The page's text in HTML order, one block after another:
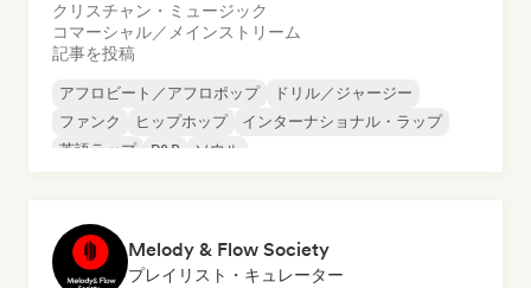
クリスチャン・ミュージック
コマーシャル／メインストリーム
記事を投稿
アフロビート／アフロポップ
ドリル／ジャージー
ファンク
ヒップホップ
インターナショナル・ラップ
英語ラップ
R&B ソウル
Melody & Flow Society
プレイリスト・キュレーター